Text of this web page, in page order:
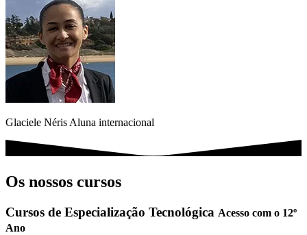
Glaciele Néris Aluna internacional
Os nossos cursos
Cursos de Especialização Tecnológica Acesso com o 12º
Ano